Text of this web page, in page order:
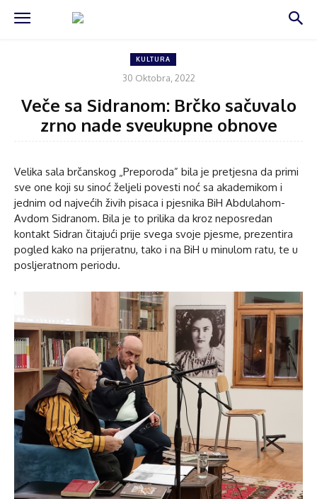
KULTURA
30 Oktobra, 2022
Veče sa Sidranom: Brčko sačuvalo
zrno nade sveukupne obnove
Velika sala brčanskog „Preporoda” bila je pretjesna da primi
sve one koji su sinoć željeli povesti noć sa akademikom i
jednim od najvećih živih pisaca i pjesnika BiH Abdulahom-
Avdom Sidranom. Bila je to prilika da kroz neposredan
kontakt Sidran čitajući prije svega svoje pjesme, prezentira
pogled kako na prijeratnu, tako i na BiH u minulom ratu, te u
posljeratnom periodu.